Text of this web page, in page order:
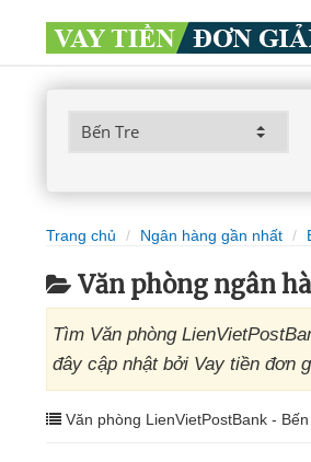
Trang chủ Ngân hàng gần nhất
Văn phòng ngân
Tìm Văn phòng
đây cập nhật bởi Vay tiền đơn
Văn phòng LienVietPostBank -